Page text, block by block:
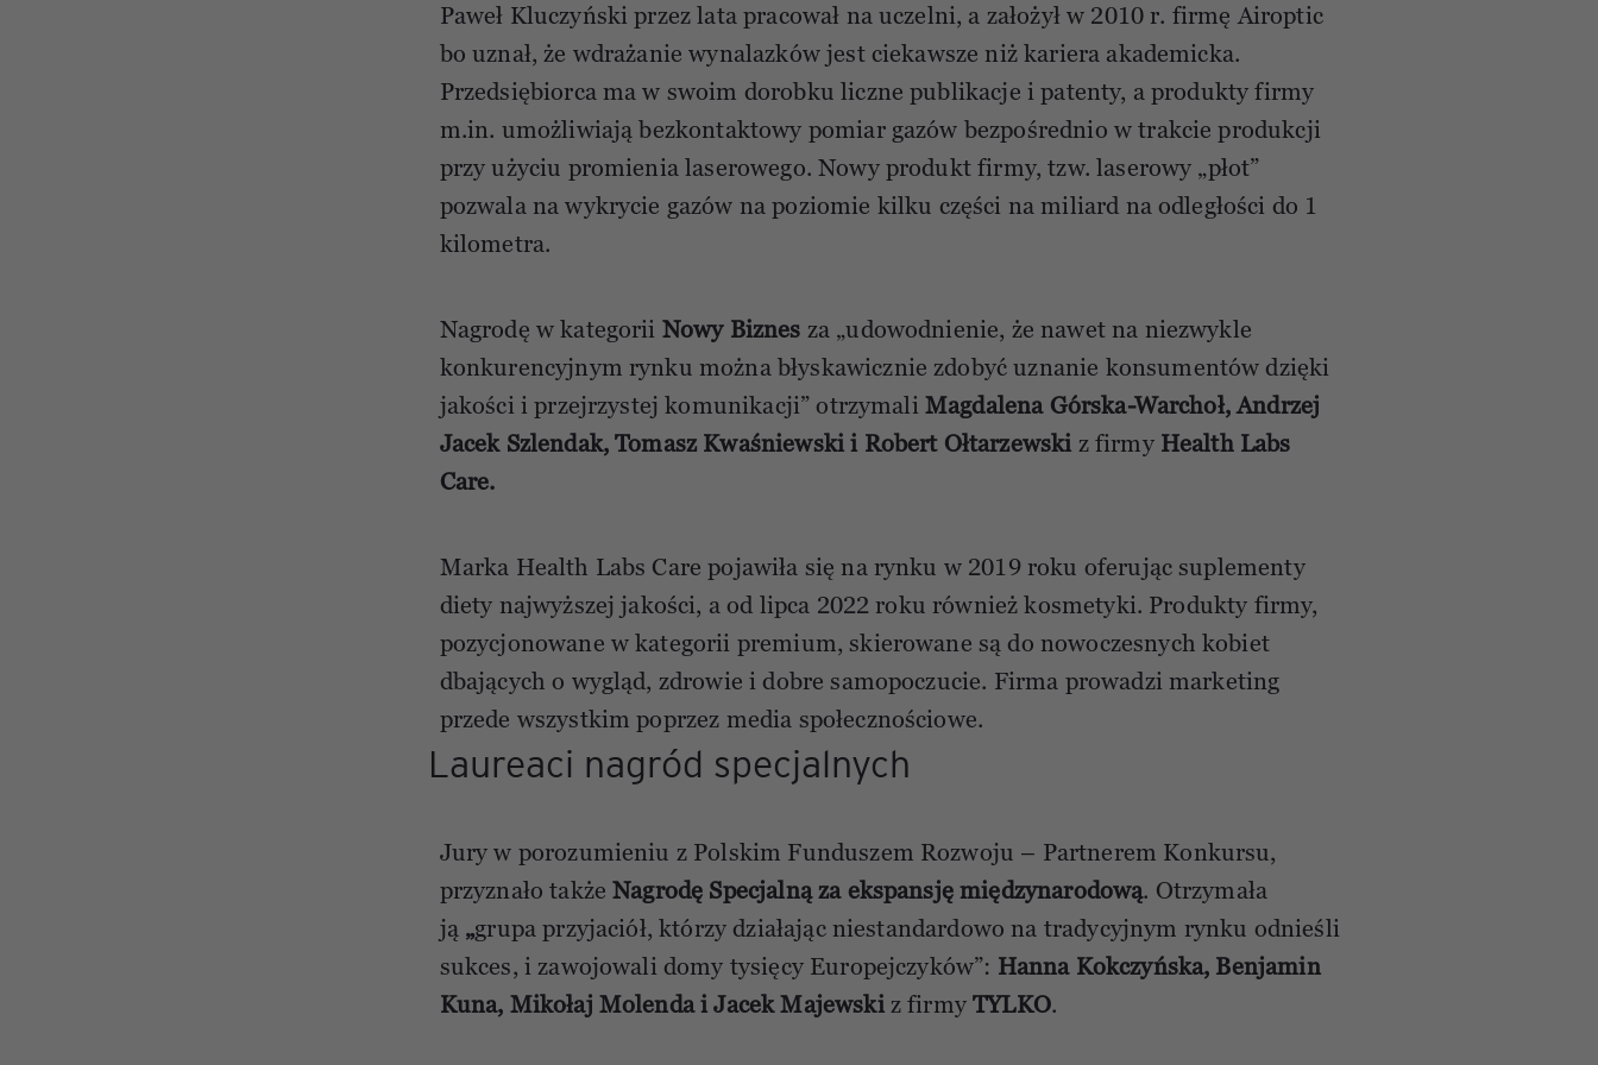
Paweł Kluczyński przez lata pracował na uczelni, a założył w 2010 r. firmę Airoptic
bo uznał, że wdrażanie wynalazków jest ciekawsze niż kariera akademicka.
Przedsiębiorca ma w swoim dorobku liczne publikacje i patenty, a produkty firmy
m.in. umożliwiają bezkontaktowy pomiar gazów bezpośrednio w trakcie produkcji
przy użyciu promienia laserowego. Nowy produkt firmy, tzw. laserowy „płot”
pozwala na wykrycie gazów na poziomie kilku części na miliard na odległości do 1
kilometra.
Nagrodę w kategorii Nowy Biznes za „udowodnienie, że nawet na niezwykle
konkurencyjnym rynku można błyskawicznie zdobyć uznanie konsumentów dzięki
jakości i przejrzystej komunikacji” otrzymali Magdalena Górska-Warchoł, Andrzej
Jacek Szlendak, Tomasz Kwaśniewski i Robert Ołtarzewski z firmyHealth Labs
Care.
Marka Health Labs Care pojawiła się na rynku w 2019 roku oferując suplementy
diety najwyższej jakości, a od lipca 2022 roku również kosmetyki. Produkty firmy,
pozycjonowane w kategorii premium, skierowane są do nowoczesnych kobiet
dbających o wygląd, zdrowie i dobre samopoczucie. Firma prowadzi marketing
przede wszystkim poprzez media społecznościowe.
Laureaci nagród specjalnych
Jury w porozumieniu z Polskim Funduszem Rozwoju – Partnerem Konkursu,
przyznało także Nagrodę Specjalną za ekspansję międzynarodową. Otrzymała
ją„grupa przyjaciół, którzy działając niestandardowo na tradycyjnym rynku odnieśli
sukces, i zawojowali domy tysięcy Europejczyków”: Hanna Kokczyńska, Benjamin
Kuna, Mikołaj Molenda i Jacek Majewskiz firmyTYLKO.